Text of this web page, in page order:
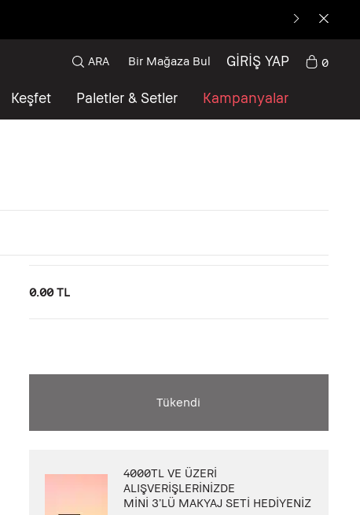
Keşfet Paletler & Setler Kampanyalar
ARA Bir Mağaza Bul GİRİŞ YAP 0
0.00 TL
Tükendi
4000TL VE ÜZERİ
ALIŞVERİŞLERİNİZDE
MİNİ 3’LÜ MAKYAJ SETİ HEDİYENİZ